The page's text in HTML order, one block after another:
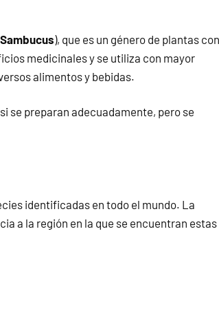
Sambucus), que es un género de plantas con
medicinales y se utiliza con mayor
alimentos y bebidas.
se preparan adecuadamente, pero se
identificadas en todo el mundo. La
a la región en la que se encuentran estas